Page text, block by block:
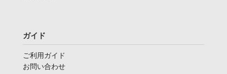
ガイド
ご利用ガイド
お問い合わせ